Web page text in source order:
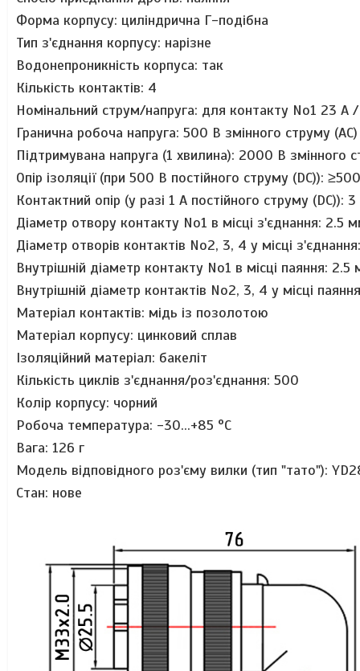
Форма корпусу: циліндрична Г-подібна
Тип з'єднання корпусу: нарізне
Водонепроникність корпуса: так
Кількість контактів: 4
Номінальний струм/напруга: для контакту No1 23
Гранична робоча напруга: 500 В змінного струму (АС)
Підтримувана напруга (1 хвилина): 2000 В змінного
Опір ізоляції (при 500 В постійного струму (DC)): ≥
Контактний опір (у разі 1 A постійного струму (DC)): 3
Діаметр отвору контакту No1 в місці з'єднання: 2.5
Діаметр отворів контактів No2, 3, 4 у місці з'єднання
Внутрішній діаметр контакту No1 в місці паяння: 2.5
Внутрішній діаметр контактів No2, 3, 4 у місці
Матеріал контактів: мідь із позолотою
Матеріал корпусу: цинковий сплав
Ізоляційний матеріал: бакеліт
Кількість циклів з'єднання/роз'єднання: 500
Колір корпусу: чорний
Робоча температура: -30...+85 °C
Вага: 126 г
Модель відповідного роз'єму вилки (тип "тато"):
Стан: нове